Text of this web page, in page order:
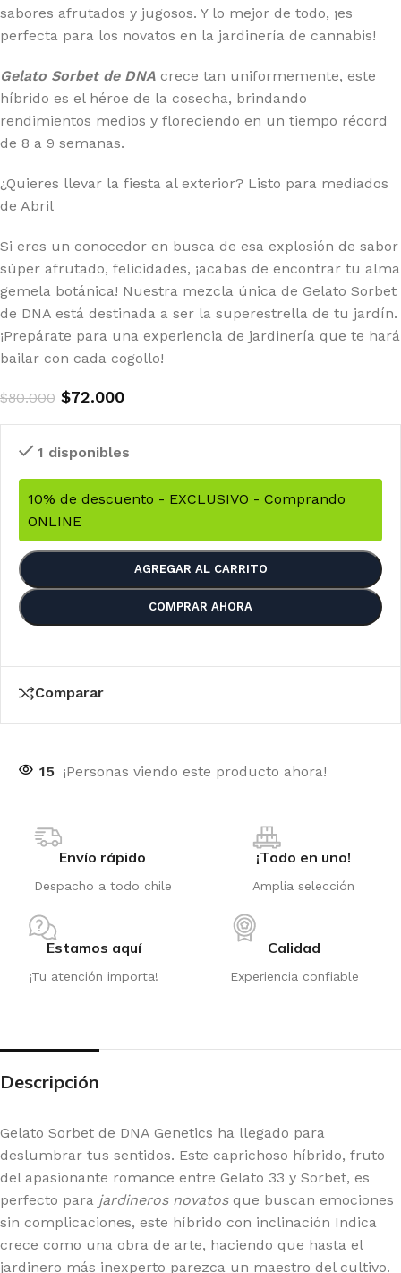
sabores afrutados y jugosos. Y lo mejor de todo, ¡es
perfecta para los novatos en la jardinería de cannabis!
Gelato Sorbet de DNA crece tan uniformemente, este
híbrido es el héroe de la cosecha, brindando
rendimientos medios y floreciendo en un tiempo récord
de 8 a 9 semanas.
¿Quieres llevar la fiesta al exterior? Listo para mediados
de Abril
Si eres un conocedor en busca de esa explosión de sabor
súper afrutado, felicidades, ¡acabas de encontrar tu alma
gemela botánica! Nuestra mezcla única de Gelato Sorbet
de DNA está destinada a ser la superestrella de tu jardín.
¡Prepárate para una experiencia de jardinería que te hará
bailar con cada cogollo!
$80.000 $72.000
1 disponibles
10% de descuento - EXCLUSIVO - Comprando
ONLINE
AGREGAR AL CARRITO
COMPRAR AHORA
Comparar
15 ¡Personas viendo este producto ahora!
Envío rápido
Despacho a todo chile
¡Todo en uno!
Amplia selección
Estamos aquí
¡Tu atención importa!
Calidad
Experiencia confiable
Descripción
Gelato Sorbet de DNA Genetics ha llegado para
deslumbrar tus sentidos. Este caprichoso híbrido, fruto
del apasionante romance entre Gelato 33 y Sorbet, es
perfecto para jardineros novatosque buscan emociones
sin complicaciones, este híbrido con inclinación Indica
crece como una obra de arte, haciendo que hasta el
jardinero más inexperto parezca un maestro del cultivo.